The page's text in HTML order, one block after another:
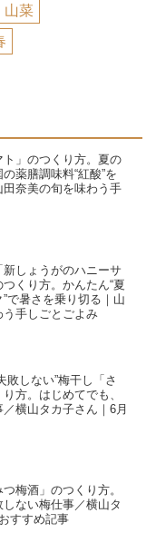
山菜
ト」のつくり方。夏の
薬膳調味料“紅酸”を
奈美の旬を味わう手
しょうがのハニーサ
くり方。かんたん“夏
で暑さを乗り切る｜山
う手しごとごよみ
敗しない”梅干し「さ
方。はじめてでも、
横山タカ子さん｜6月
梅酒」のつくり方。
ない梅仕事／横山タ
すすめ記事